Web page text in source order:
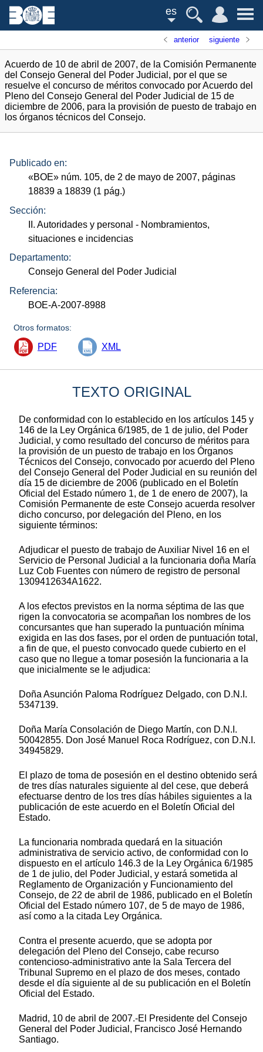
es
anterior siguiente
Acuerdo de 10 de abril de 2007, de la Comisión Permanente
del Consejo General del Poder Judicial, por el que se
resuelve el concurso de méritos convocado por Acuerdo del
Pleno del Consejo General del Poder Judicial de 15 de
diciembre de 2006, para la provisión de puesto de trabajo en
los órganos técnicos del Consejo.
Publicado en:
«BOE» núm. 105, de 2 de mayo de 2007, páginas
18839 a 18839 (1 pág.)
Sección:
II. Autoridades y personal - Nombramientos,
situaciones e incidencias
Departamento:
Consejo General del Poder Judicial
Referencia:
BOE-A-2007-8988
Otros formatos:
PDF XML
TEXTO ORIGINAL
De conformidad con lo establecido en los artículos 145 y
146 de la Ley Orgánica 6/1985, de 1 de julio, del Poder
Judicial, y como resultado del concurso de méritos para
la provisión de un puesto de trabajo en los Órganos
Técnicos del Consejo, convocado por acuerdo del Pleno
del Consejo General del Poder Judicial en su reunión del
día 15 de diciembre de 2006 (publicado en el Boletín
Oficial del Estado número 1, de 1 de enero de 2007), la
Comisión Permanente de este Consejo acuerda resolver
dicho concurso, por delegación del Pleno, en los
siguiente términos:
Adjudicar el puesto de trabajo de Auxiliar Nivel 16 en el
Servicio de Personal Judicial a la funcionaria doña María
Luz Cob Fuentes con número de registro de personal
1309412634A1622.
A los efectos previstos en la norma séptima de las que
rigen la convocatoria se acompañan los nombres de los
concursantes que han superado la puntuación mínima
exigida en las dos fases, por el orden de puntuación total,
a fin de que, el puesto convocado quede cubierto en el
caso que no llegue a tomar posesión la funcionaria a la
que inicialmente se le adjudica:
Doña Asunción Paloma Rodríguez Delgado, con D.N.I.
5347139.
Doña María Consolación de Diego Martín, con D.N.I.
50042855. Don José Manuel Roca Rodríguez, con D.N.I.
34945829.
El plazo de toma de posesión en el destino obtenido será
de tres días naturales siguiente al del cese, que deberá
efectuarse dentro de los tres días hábiles siguientes a la
publicación de este acuerdo en el Boletín Oficial del
Estado.
La funcionaria nombrada quedará en la situación
administrativa de servicio activo, de conformidad con lo
dispuesto en el artículo 146.3 de la Ley Orgánica 6/1985
de 1 de julio, del Poder Judicial, y estará sometida al
Reglamento de Organización y Funcionamiento del
Consejo, de 22 de abril de 1986, publicado en el Boletín
Oficial del Estado número 107, de 5 de mayo de 1986,
así como a la citada Ley Orgánica.
Contra el presente acuerdo, que se adopta por
delegación del Pleno del Consejo, cabe recurso
contencioso-administrativo ante la Sala Tercera del
Tribunal Supremo en el plazo de dos meses, contado
desde el día siguiente al de su publicación en el Boletín
Oficial del Estado.
Madrid, 10 de abril de 2007.-El Presidente del Consejo
General del Poder Judicial, Francisco José Hernando
Santiago.